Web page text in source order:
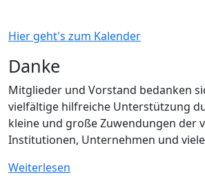
Hier geht's zum Kalender
Danke
Mitglieder und Vorstand bedanken
vielfältige hilfreiche Unterstützung
kleine und große Zuwendungen der
Institutionen, Unternehmen und
Weiterlesen